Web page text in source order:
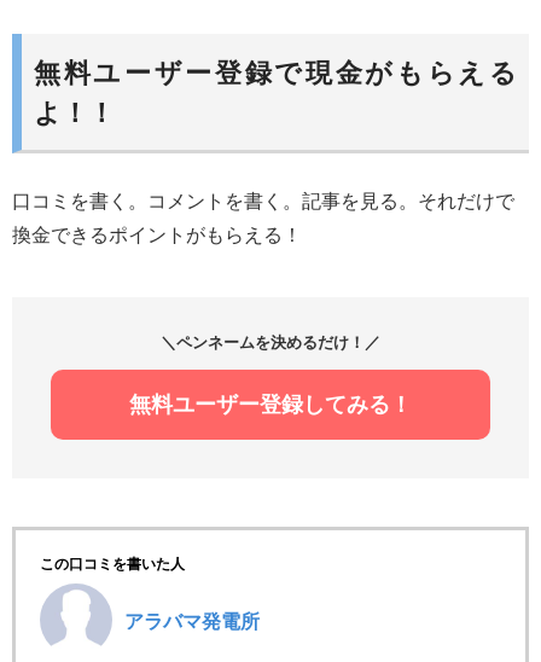
無料ユーザー登録で現金がもらえる
よ！！
口コミを書く。コメントを書く。記事を見る。それだけで
換金できるポイントがもらえる！
＼ペンネームを決めるだけ！／
無料ユーザー登録してみる！
この口コミを書いた人
アラバマ発電所